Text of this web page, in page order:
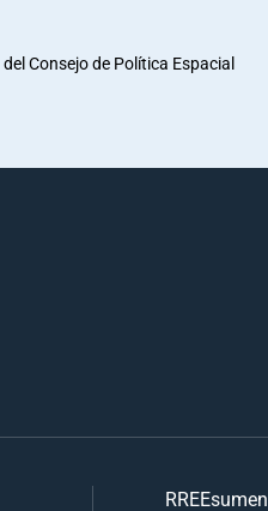
Consejo de Política Espacial
RREEsumen